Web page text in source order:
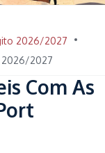
2026/2027
2026/2027
Com As